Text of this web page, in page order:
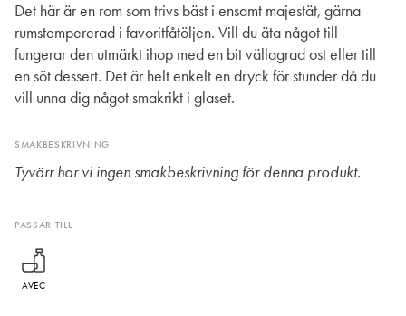
Det här är en rom som trivs bäst i ensamt majestät, gärna
rumstempererad i favoritfåtöljen. Vill du äta något till
fungerar den utmärkt ihop med en bit vällagrad ost eller till
en söt dessert. Det är helt enkelt en dryck för stunder då du
vill unna dig något smakrikt i glaset.
SMAKBESKRIVNING
Tyvärr har vi ingen smakbeskrivning för denna produkt.
PASSAR TILL
AVEC